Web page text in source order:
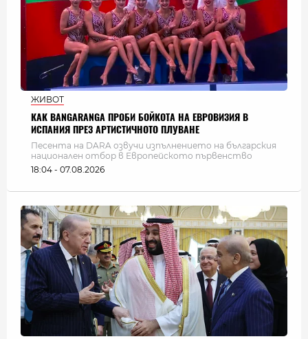
ЖИВОТ
КАК BANGARANGA ПРОБИ БОЙКОТА НА ЕВРОВИЗИЯ В
ИСПАНИЯ ПРЕЗ АРТИСТИЧНОТО ПЛУВАНЕ
Песента на DARA озвучи изпълнението на българския
национален отбор в Европейското първенство
18:04 - 07.08.2026